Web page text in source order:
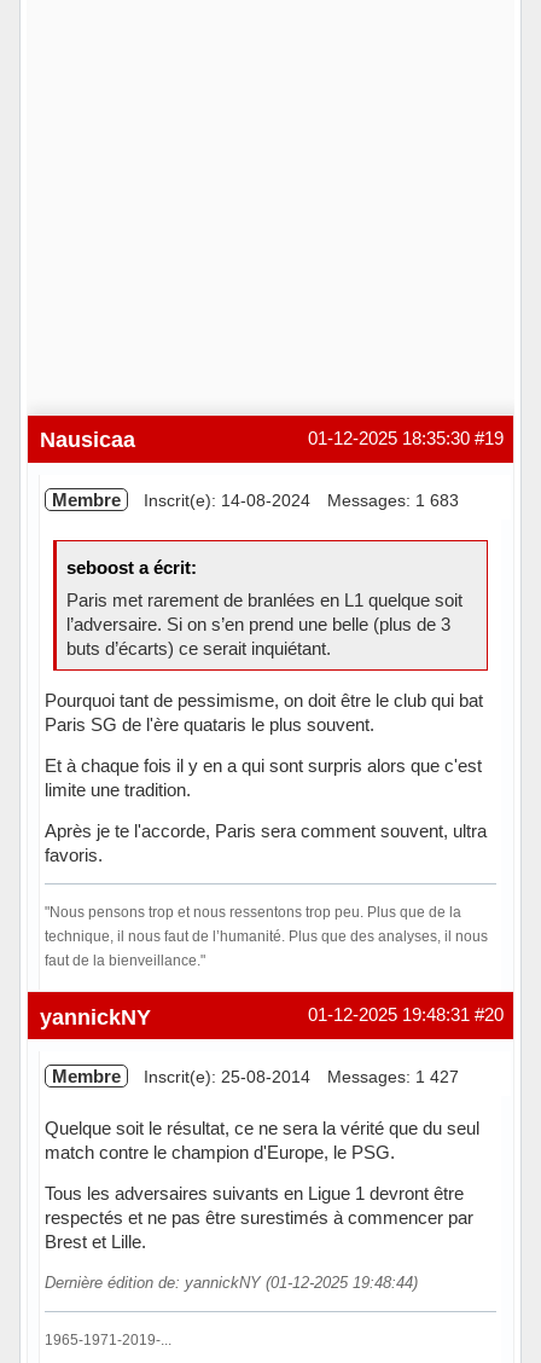
#19
01-12-2025 18:35:30
Nausicaa
Membre Inscrit(e): 14-08-2024 Messages: 1 683
seboost a écrit:
Paris met rarement de branlées en L1 quelque soit
l’adversaire. Si on s’en prend une belle (plus de 3
buts d’écarts) ce serait inquiétant.
Pourquoi tant de pessimisme, on doit être le club qui bat
Paris SG de l'ère quataris le plus souvent.
Et à chaque fois il y en a qui sont surpris alors que c'est
limite une tradition.
Après je te l'accorde, Paris sera comment souvent, ultra
favoris.
"Nous pensons trop et nous ressentons trop peu. Plus que de la
technique, il nous faut de l’humanité. Plus que des analyses, il nous
faut de la bienveillance."
Hors ligne #20
01-12-2025 19:48:31
yannickNY
Membre Inscrit(e): 25-08-2014 Messages: 1 427
Quelque soit le résultat, ce ne sera la vérité que du seul
match contre le champion d'Europe, le PSG.
Tous les adversaires suivants en Ligue 1 devront être
respectés et ne pas être surestimés à commencer par
Brest et Lille.
Dernière édition de: yannickNY (01-12-2025 19:48:44)
1965-1971-2019-...